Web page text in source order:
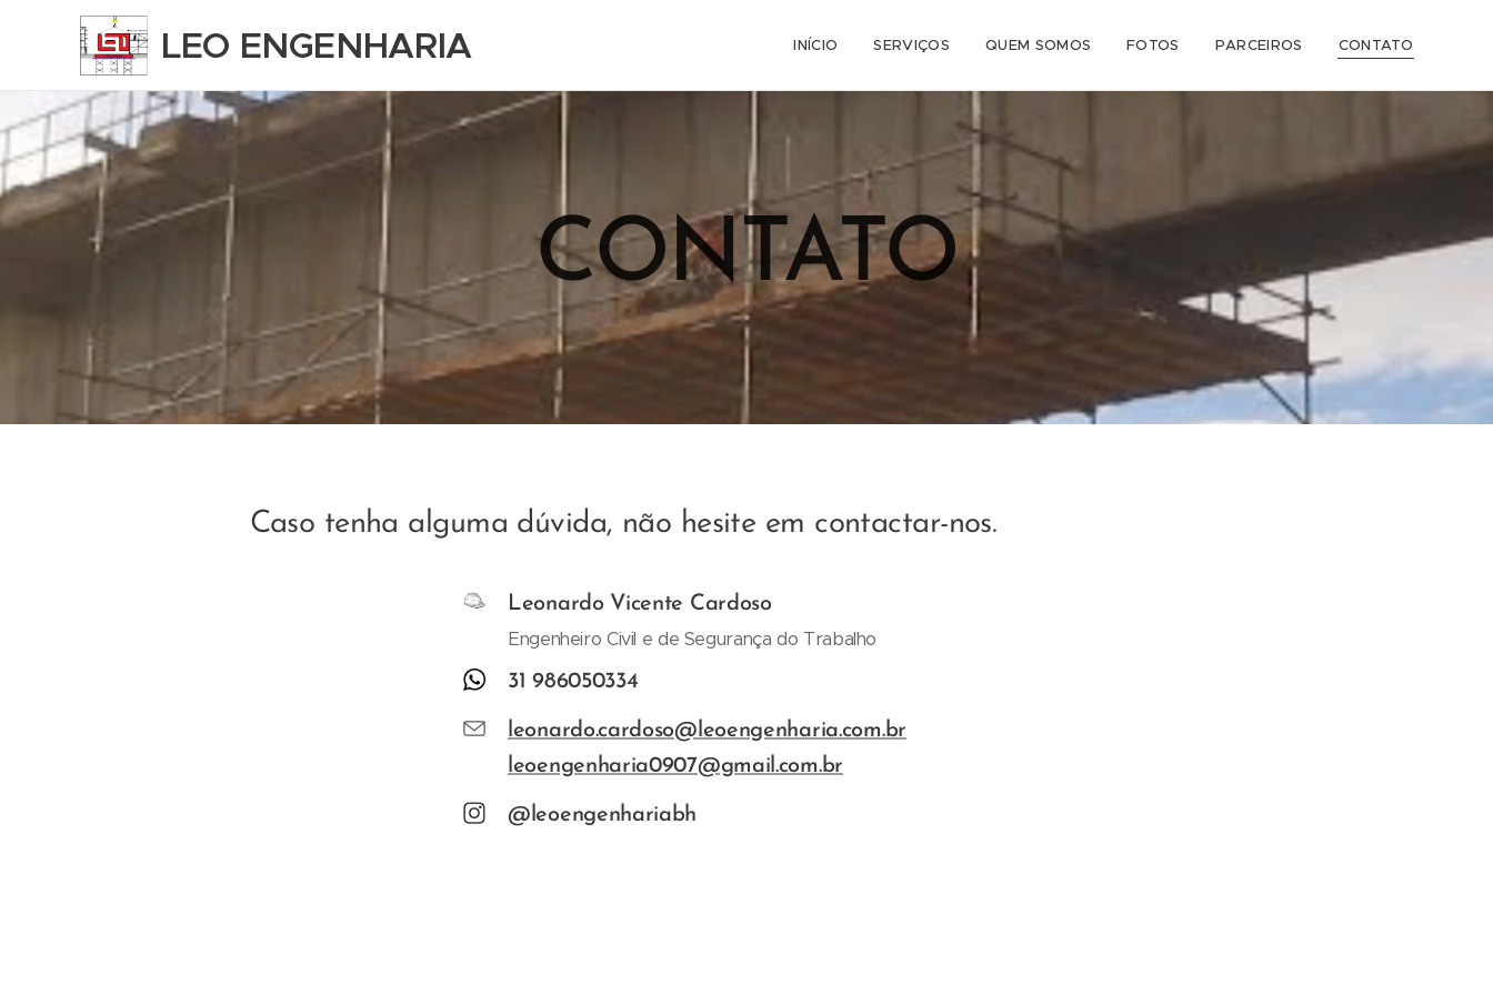
LEO ENGENHARIA
LTDA
INÍCIO SERVIÇOS QUEM SOMOS FOTOS PARCEIROS CONTATO
CONTATO
Caso tenha alguma dúvida, não hesite em contactar-nos.
Leonardo Vicente Cardoso
Engenheiro Civil e de Segurança do Trabalho
31 986050334
leonardo.cardoso@leoengenharia.com.br
leoengenharia0907@gmail.com.br
@leoengenhariabh